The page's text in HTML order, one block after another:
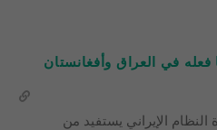
فعله في العراق وأفغانستان
النظام الإيراني يستفيد من